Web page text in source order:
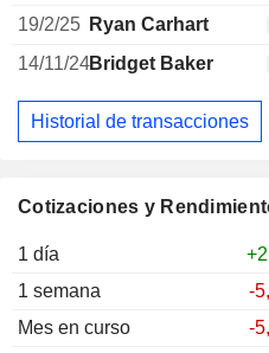
Cotizaciones y
1 día
1 semana
-
Mes en curso
-
19/2/25 Ryan Carhart
14/11/24Bridget Baker
Historial de transacciones